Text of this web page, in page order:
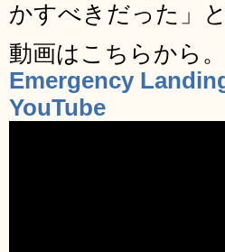
かすべきだった」
動画はこちらから。
Emergency
YouTube